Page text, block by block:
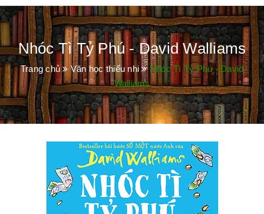
Nhóc Tì Tỷ Phú - David Walliams
Trang chủ Văn học thiếu nhi
Nhóc Tì Tỷ Phú - David
Walliams